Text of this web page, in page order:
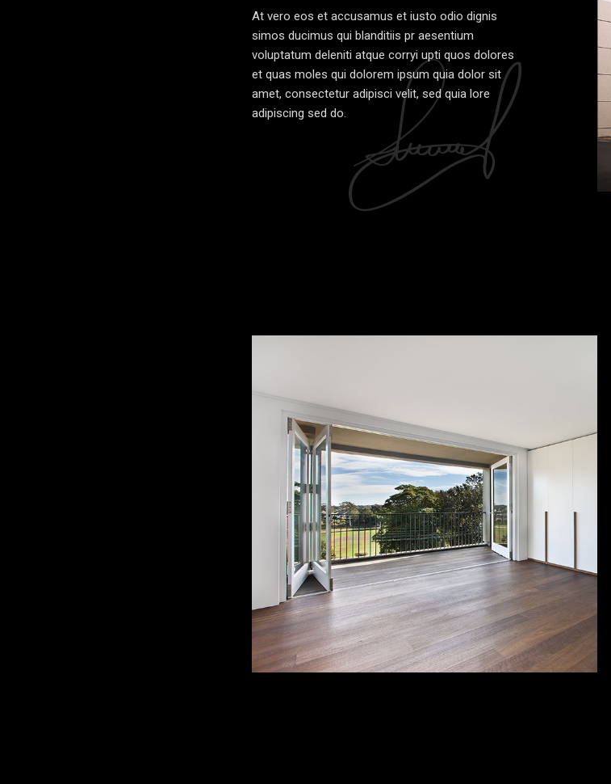
At vero eos et accusamus et iusto odio dignis
simos ducimus qui blanditiis pr aesentium
voluptatum deleniti atque corryi upti quos dolores
et quas moles qui dolorem ipsum quia dolor sit
amet, consectetur adipisci velit, sed quia lore
adipiscing sed do.